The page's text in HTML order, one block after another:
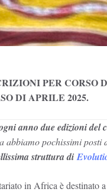
PER CORSO
DI APRILE 2025.
anno due edizioni del
abbiamo pochissimi posti
struttura di
in Africa è destinato